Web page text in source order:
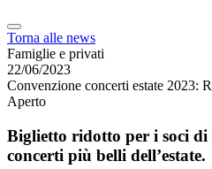
Torna alle news
Famiglie e privati
22/06/2023
Convenzione concerti estate 2023:
Aperto
Biglietto ridotto per i soci
concerti più belli dell’estate.